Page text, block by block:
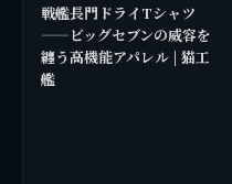
戦艦長門ドライTシャツ
——ビッグセブンの威容を
纏う高機能アパレル | 猫工
艦